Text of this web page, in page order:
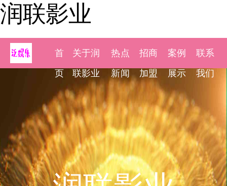
润联影业
首
页
关于润
联影业
热点
新闻
招商
加盟
案例
展示
联系
我们